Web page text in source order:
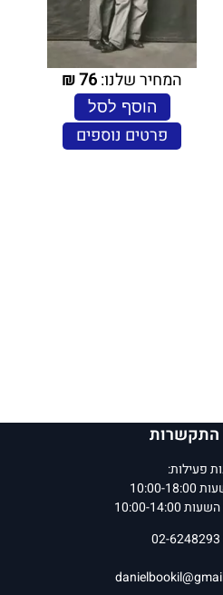
המחיר שלנו:76
₪
הוסף לסל
פרטים נוספים
התקשרות
פעילות:
18:00
14:00